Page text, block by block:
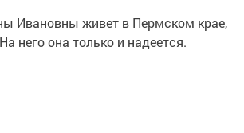
Ивановны живет в Пермском крае,
него она только и надеется.